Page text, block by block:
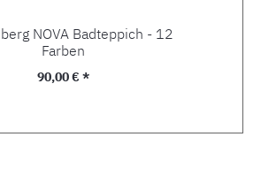
NOVA Badteppich - 12
Farben
Regulärer Preis:
90,00 € *